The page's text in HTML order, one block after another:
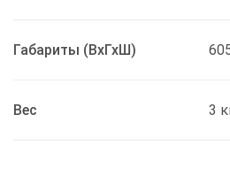
Габариты (ВхГхШ)
Вес 3